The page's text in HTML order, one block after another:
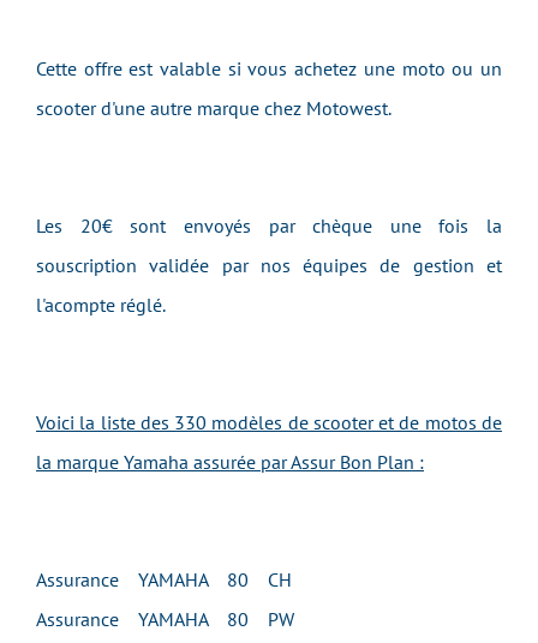
Cette offre est valable si vous achetez une moto ou un
scooter d'une autre marque chez Motowest.
Les 20€ sont envoyés par chèque une fois la
souscription validée par nos équipes de gestion et
l'acompte réglé.
Voici la liste des 330 modèles de scooter et de motos de
la marque Yamaha assurée par Assur Bon Plan :
Assurance YAMAHA 80 CH
Assurance YAMAHA 80 PW